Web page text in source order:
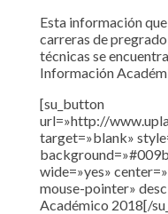
Esta información
carreras de
técnicas se
Información
[su_button
url=»http://
target=»blank»
wide=»yes»
mouse-pointer»
Académico 2018[/